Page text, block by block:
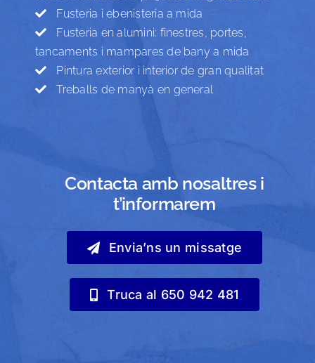
Fusteria i ebenisteria a mida
Fusteria en alumini: finestres, portes,
tancaments i mampares de bany a mida
Pintura exterior i interior de gran qualitat
Treballs de manyà en general
Contacta amb nosaltres i
t’informarem
Envia’ns un missatge
Truca al 650 942 481